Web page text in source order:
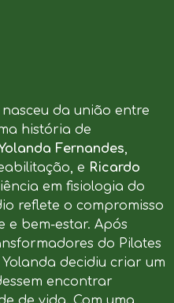
nasceu da união entre
história de
Fernandes,
e Ricardo
em fisiologia do
reflete o compromisso
e bem-estar. Após
do Pilates
decidiu criar um
encontrar